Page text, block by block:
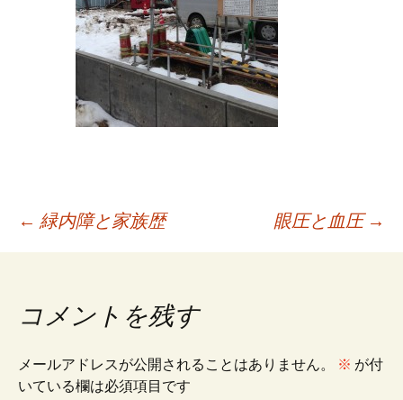
投
ナ
← 緑内障と家族歴 眼圧と血圧 →
コメントを残す
メールアドレスが公開されることはありません。 ※ が付
いている欄は必須項目です